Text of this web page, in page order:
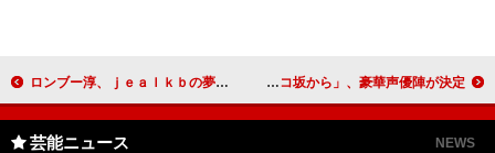
ロンブー淳、ｊｅａｌｋｂの夢は「武道館」 ファイナル公演ではるな愛、庄司と大熱唱！ 長澤まさみ＆岡田准一、ジブリ作品で共演！ 映画「コクリコ坂から」、豪華声優陣が決定
芸能ニュース NEWS